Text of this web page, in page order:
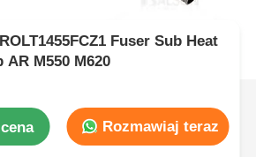
Fuser Sub Heat
M550 M620
Rozmawiaj teraz